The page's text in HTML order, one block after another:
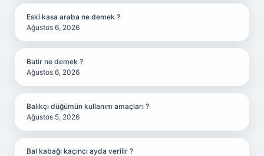
Eski kasa araba ne demek ?
Ağustos 6, 2026
Batir ne demek ?
Ağustos 6, 2026
Balıkçı düğümün kullanım amaçları ?
Ağustos 5, 2026
Bal kabağı kaçıncı ayda verilir ?